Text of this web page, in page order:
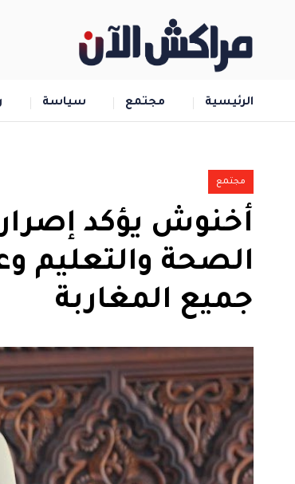
الرئيسية مجتمع سياسة
مجتمع
أخنوش يؤكد
الصحة والتعليم
جميع المغاربة